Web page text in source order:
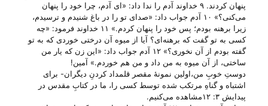
پنهان کردند. ۹ خداوند آدم را ندا داد: «ای آدم، چرا خود را پنهان
می‌کنی؟» ۱۰ آدم جواب داد: «صدای تو را در باغ شنیدم و ترسیدم،
زیرا برهنه بودم؛ پس خود را پنهان کردم.» ۱۱ خداوند فرمود: «چه
کسی به تو گفت که برهنه‌ای؟ آیا از میوه آن درختی خوردی که به تو
گفته بودم از آن نخوری؟» ۱۲ آدم جواب داد: «این زن که یار من
ساختی، از آن میوه به من داد و من هم خوردم.» آمین!
دوستِ خوبِ من،اولین نمونهٔ مقصر قلمداد کردنِ دیگران- برای
اشتباه و گناهِ مرتکب شده توسط کسی را، ما در کتابِ مقدس در
پیدایش ۳: ۱۲مشاهده می‌‌کنیم.